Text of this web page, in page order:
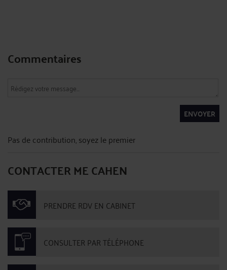
Commentaires
ENVOYER
Pas de contribution, soyez le premier
CONTACTER ME CAHEN
PRENDRE RDV EN CABINET
CONSULTER PAR TÉLÉPHONE